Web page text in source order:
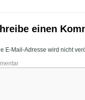
einen
E-Mail-Adresse wird nicht